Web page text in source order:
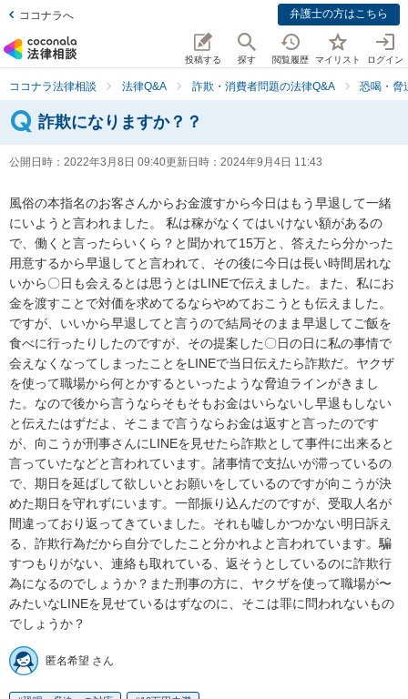
ココナラへ 弁護士の方はこちら
投稿する 探す 閲覧履歴 マイリスト ログイン
ココナラ法律相談 法律Q&A 詐欺・消費者問題の法律Q&A 恐喝・脅
詐欺になりますか？？
公開日時： 2022年3月8日 09:40更新日時： 2024年9月4日 11:43
風俗の本指名のお客さんからお金渡すから今日はもう早退して一緒
にいようと言われました。 私は稼がなくてはいけない額があるの
で、働くと言ったらいくら？と聞かれて15万と、答えたら分かった
用意するから早退してと言われて、その後に今日は長い時間居れな
いから〇日も会えるとは思うとはLINEで伝えました。また、私にお
金を渡すことで対価を求めてるならやめておこうとも伝えました。
ですが、いいから早退してと言うので結局そのまま早退してご飯を
食べに行ったりしたのですが、その提案した〇日の日に私の事情で
会えなくなってしまったことをLINEで当日伝えたら詐欺だ。ヤクザ
を使って職場から何とかするといったような脅迫ラインがきまし
た。なので後から言うならそもそもお金はいらないし早退もしない
と伝えたはずだよ、そこまで言うならお金は返すと言ったのです
が、向こうが刑事さんにLINEを見せたら詐欺として事件に出来ると
言っていたなどと言われています。諸事情で支払いが滞っているの
で、期日を延ばして欲しいとお願いをしているのですが向こうが決
めた期日を守れずにいます。一部振り込んだのですが、受取人名が
間違っており返ってきていました。それも嘘しかつかない明日訴え
る、詐欺行為だから自分でしたこと分かれよと言われています。騙
すつもりがない、連絡も取れている、返そうとしているのに詐欺行
為になるのでしょうか？また刑事の方に、ヤクザを使って職場が〜
みたいなLINEを見せているはずなのに、そこは罪に問われないもの
でしょうか？
匿名希望 さん